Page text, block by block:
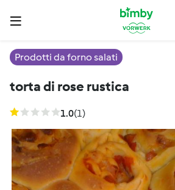
Prodotti da forno salati
torta di rose rustica
1.0(1)